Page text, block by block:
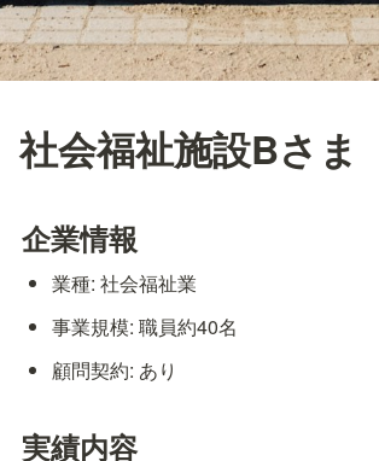
社会福祉施設Bさま
企業情報
業種: 社会福祉業
事業規模: 職員約40名
顧問契約: あり
実績内容